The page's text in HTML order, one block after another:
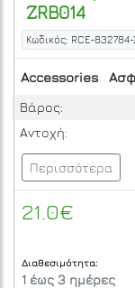
ZRB014
Κωδικός: RCE-832784-
Accessories
Βάρος:
Αντοχή:
Περισσότερα
21.0€
Διαθεσιμότητα:
1 έως 3 ημέρες